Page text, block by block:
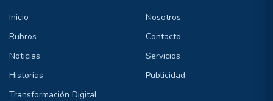
Inicio
Rubros
Noticias
Historias
Transformación Digital
Nosotros
Contacto
Servicios
Publicidad